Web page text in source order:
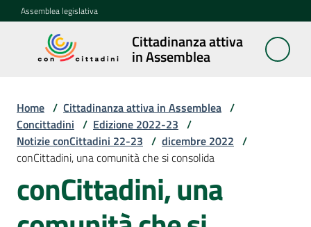
Vai al contenuto
Vai alla navigazione
Vai al footer
Assemblea legislativa
Cittadinanza attiva
in Assemblea
Cittadinanza
attiva in
Concittadini
Menu selezionato
aperte
Home / Cittadinanza attiva in Assemblea /
Concittadini / Edizione 2022-23 /
Notizie conCittadini 22-23 / dicembre 2022 /
conCittadini, una comunità che si consolida
conCittadini, una